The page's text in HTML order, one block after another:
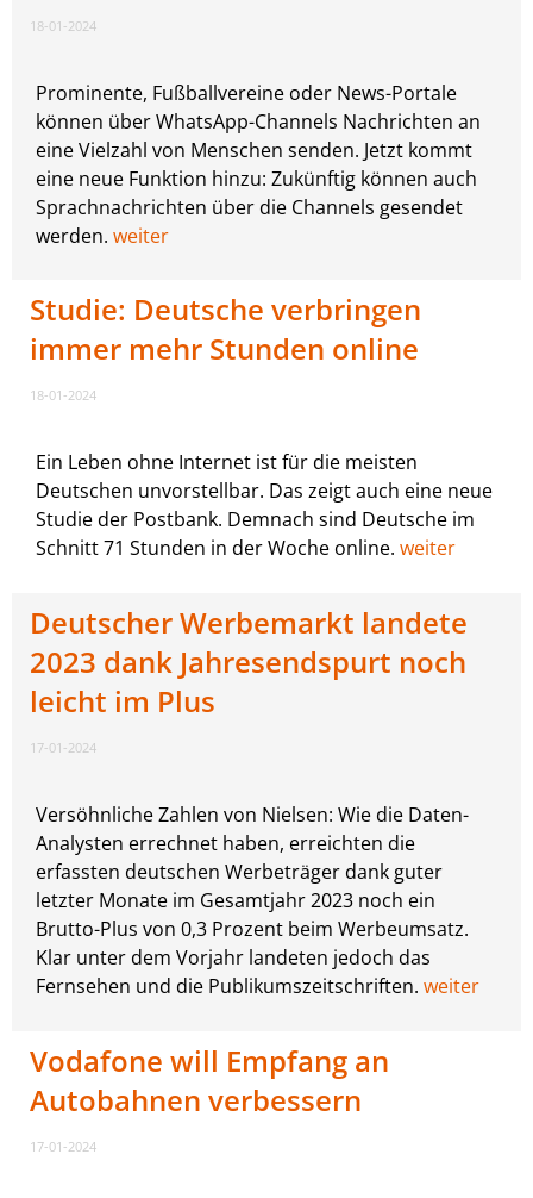
18-01-2024
Prominente, Fußballvereine oder News-Portale
können über WhatsApp-Channels Nachrichten an
eine Vielzahl von Menschen senden. Jetzt kommt
eine neue Funktion hinzu: Zukünftig können auch
Sprachnachrichten über die Channels gesendet
werden. weiter
Studie: Deutsche verbringen
immer mehr Stunden online
18-01-2024
Ein Leben ohne Internet ist für die meisten
Deutschen unvorstellbar. Das zeigt auch eine neue
Studie der Postbank. Demnach sind Deutsche im
Schnitt 71 Stunden in der Woche online. weiter
Deutscher Werbemarkt landete
2023 dank Jahresendspurt noch
leicht im Plus
17-01-2024
Versöhnliche Zahlen von Nielsen: Wie die Daten-
Analysten errechnet haben, erreichten die
erfassten deutschen Werbeträger dank guter
letzter Monate im Gesamtjahr 2023 noch ein
Brutto-Plus von 0,3 Prozent beim Werbeumsatz.
Klar unter dem Vorjahr landeten jedoch das
Fernsehen und die Publikumszeitschriften. weiter
Vodafone will Empfang an
Autobahnen verbessern
17-01-2024